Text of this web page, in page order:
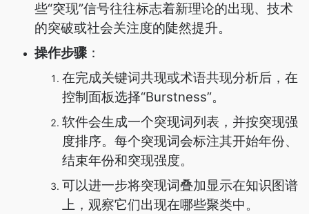
些“突现”信号往往标志着新理论的出现、技术
的突破或社会关注度的陡然提升。
操作步骤：
在完成关键词共现或术语共现分析后，在
控制面板选择“Burstness”。
软件会生成一个突现词列表，并按突现强
度排序。每个突现词会标注其开始年份、
结束年份和突现强度。
可以进一步将突现词叠加显示在知识图谱
上，观察它们出现在哪些聚类中。